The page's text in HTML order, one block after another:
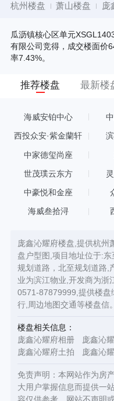
杭州楼盘 萧山楼盘 庞
瓜沥镇核心区单元
有限公司竞得，成交楼面价
率7.43%。
推荐楼盘 最新楼
海威安铂中心
西投众安·紫金蘭轩
中家德玺尚座
世茂璞云东方
中豪悦和金座
海威叁拾浔
庞鑫沁耀府楼盘,提供杭州
盘户型图,项目地址位于:
规划道路，北至规划道路,
业为滨江物业,开发商为浙
0571-87879999,提供楼盘
行,周边地图交通等楼盘信。
楼盘相关信息：
庞鑫沁耀府相册
庞鑫沁
庞鑫沁耀府土拍
庞鑫沁
免责声明：本网站作为房
大用户掌握信息而提供一